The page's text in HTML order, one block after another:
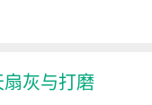
灰与打磨